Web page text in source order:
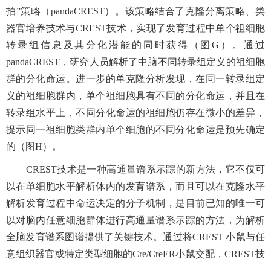
拍”策略（pandaCREST）。该策略结合了克隆分离策略、类
器官培养技术与CREST技术，实现了发育过程中单个祖细胞
转录组信息及其分化潜能的同时获得（图G）。通过
pandaCREST，研究人员解析了中脑不同转录组定义的祖细胞
群的分化命运。进一步的单克隆分析发现，在同一转录组定
义的祖细胞群内，单个祖细胞具有不同的分化命运，并且在
转录组水平上，不同分化命运的祖细胞仍存在微小的差异，
提示同一祖细胞类群内单个细胞的不同分化命运是预先确定
的（图H）。
CREST技术是一种高通量谱系示踪的新方法，它不仅可
以在单细胞水平解析体内的发育谱系，而且可以在克隆水平
解析发育过程中命运决定的分子机制，是目前已知的唯一可
以对脑内任意细胞群体进行高通量谱系示踪的方法，为解析
全脑发育谱系图谱提供了关键技术。通过将CREST 小鼠与任
意组织器官或特定类型细胞的Cre/CreER小鼠交配，CREST技